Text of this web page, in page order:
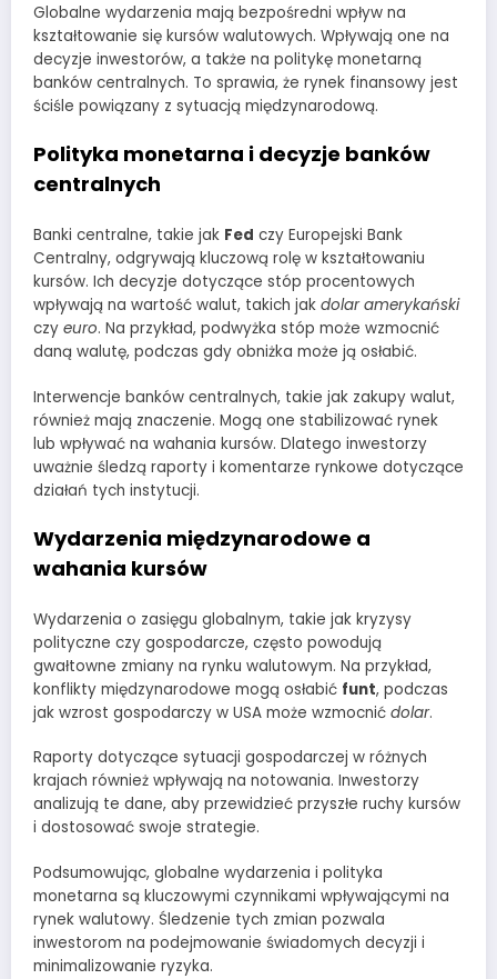
Globalne wydarzenia mają bezpośredni wpływ na
kształtowanie się kursów walutowych. Wpływają one na
decyzje inwestorów, a także na politykę monetarną
banków centralnych. To sprawia, że rynek finansowy jest
ściśle powiązany z sytuacją międzynarodową.
Polityka monetarna i decyzje banków
centralnych
Banki centralne, takie jak Fed czy Europejski Bank
Centralny, odgrywają kluczową rolę w kształtowaniu
kursów. Ich decyzje dotyczące stóp procentowych
wpływają na wartość walut, takich jak dolar amerykański
czy euro. Na przykład, podwyżka stóp może wzmocnić
daną walutę, podczas gdy obniżka może ją osłabić.
Interwencje banków centralnych, takie jak zakupy walut,
również mają znaczenie. Mogą one stabilizować rynek
lub wpływać na wahania kursów. Dlatego inwestorzy
uważnie śledzą raporty i komentarze rynkowe dotyczące
działań tych instytucji.
Wydarzenia międzynarodowe a
wahania kursów
Wydarzenia o zasięgu globalnym, takie jak kryzysy
polityczne czy gospodarcze, często powodują
gwałtowne zmiany na rynku walutowym. Na przykład,
konflikty międzynarodowe mogą osłabić funt, podczas
jak wzrost gospodarczy w USA może wzmocnić dolar.
Raporty dotyczące sytuacji gospodarczej w różnych
krajach również wpływają na notowania. Inwestorzy
analizują te dane, aby przewidzieć przyszłe ruchy kursów
i dostosować swoje strategie.
Podsumowując, globalne wydarzenia i polityka
monetarna są kluczowymi czynnikami wpływającymi na
rynek walutowy. Śledzenie tych zmian pozwala
inwestorom na podejmowanie świadomych decyzji i
minimalizowanie ryzyka.